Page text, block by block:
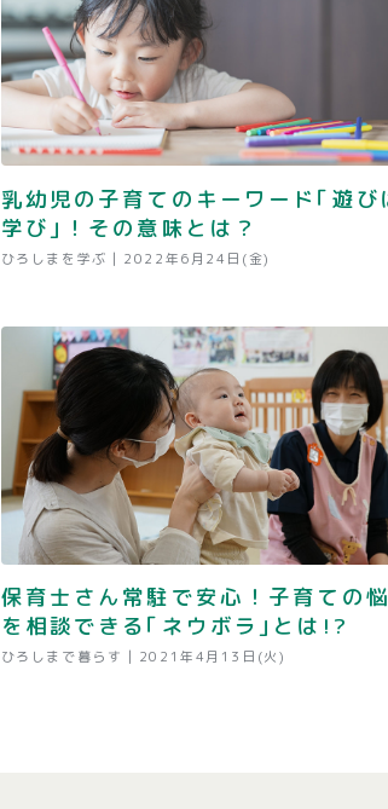
乳幼児の子育てのキーワード｢遊び
学び｣！その意味とは？
ひろしまを学ぶ | 2022年6月24日(金)
保育士さん常駐で安心！子育ての
を相談できる｢ネウボラ｣とは!?
ひろしまで暮らす | 2021年4月13日(火)